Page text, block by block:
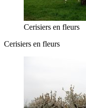
Cerisiers en fleurs
Cerisiers en fleurs